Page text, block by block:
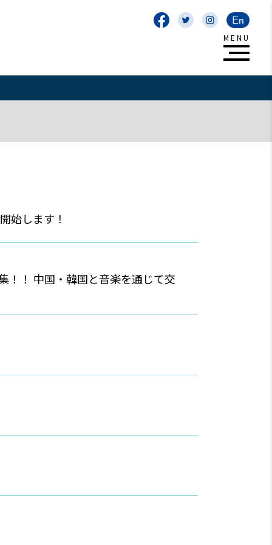
始します！
！！ 中国・韓国と音楽を通じて交